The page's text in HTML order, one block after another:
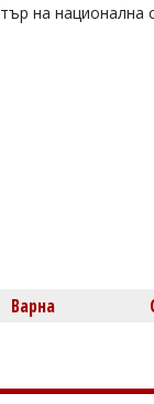
на национална
Варна